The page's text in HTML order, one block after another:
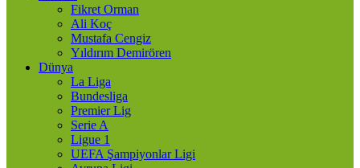
Fikret Orman
Ali Koç
Mustafa Cengiz
Yıldırım Demirören
Dünya
La Liga
Bundesliga
Premier Lig
Serie A
Ligue 1
UEFA Şampiyonlar Ligi